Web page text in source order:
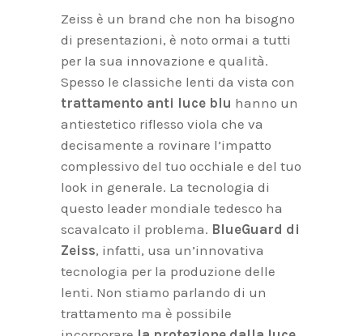
Zeiss è un brand che non ha bisogno
di presentazioni, è noto ormai a tutti
per la sua innovazione e qualità.
Spesso le classiche lenti da vista con
trattamento anti luce blu hanno un
antiestetico riflesso viola che va
decisamente a rovinare l’impatto
complessivo del tuo occhiale e del tuo
look in generale. La tecnologia di
questo leader mondiale tedesco ha
scavalcato il problema. BlueGuard di
Zeiss, infatti, usa un’innovativa
tecnologia per la produzione delle
lenti. Non stiamo parlando di un
trattamento ma è possibile